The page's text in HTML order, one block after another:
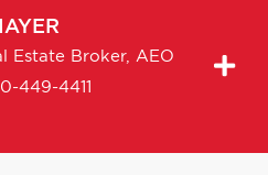
Estate Broker, AEO
449-4411